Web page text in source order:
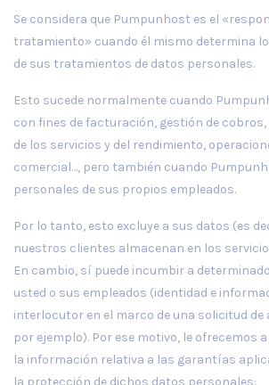
Se considera que Pumpunhost es el
tratamiento» cuando él mismo determina
de sus tratamientos de datos personales.
Esto sucede normalmente cuando
con fines de facturación, gestión de cobros,
de los servicios y del rendimiento,
comercial…, pero también cuando
personales de sus propios empleados.
Por lo tanto, esto excluye a sus datos (es
nuestros clientes almacenan en los
En cambio, sí puede incumbir a
usted o sus empleados (identidad e
interlocutor en el marco de una solicitud
por ejemplo). Por ese motivo, le ofrecemos
la información relativa a las garantías
la protección de dichos datos personales: